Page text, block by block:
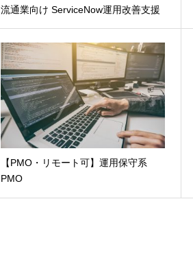
流通業向け ServiceNow運用改善支援
【PMO・リモート可】運用保守系
PMO